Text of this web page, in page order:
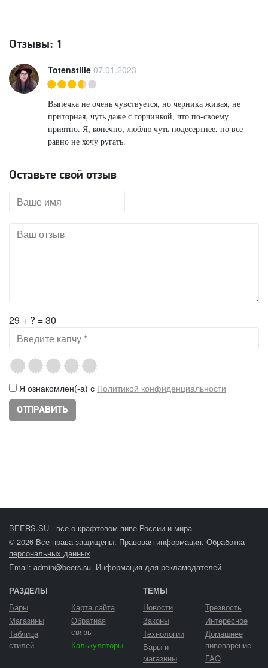
Отзывы: 1
Totenstille 07.01.2023
Выпечка не очень чувствуется, но черника живая, не
приторная, чуть даже с горчинкой, что по-своему
приятно. Я, конечно, люблю чуть подесертнее, но все
равно не хочу ругать.
Оставьте свой отзыв
29 + ? = 30
Я ознакомлен(-а) с Политикой конфиденциальности
BEERS.SU - все о крафтовом пиве России и мира
© 2026 Все права защищены. Правовая информация. Обработка
персональных данных
Email: admin@beers.su. Информация для рекламодателей
РАЗДЕЛЫ
Бары
Магазины
Таблица
стилей
Карта сайта
Обратная
связь
Калькуляторы
ТЕМЫ
Новости
Законы
Технологии
Бары и
магазины
Трезвость
Интересное
Домашнее
пивоварение
FAQ